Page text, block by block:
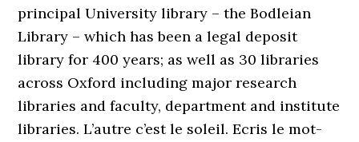
principal University library – the Bodleian
Library – which has been a legal deposit
library for 400 years; as well as 30 libraries
across Oxford including major research
libraries and faculty, department and institute
libraries. L’autre c’est le soleil. Ecris le mot-